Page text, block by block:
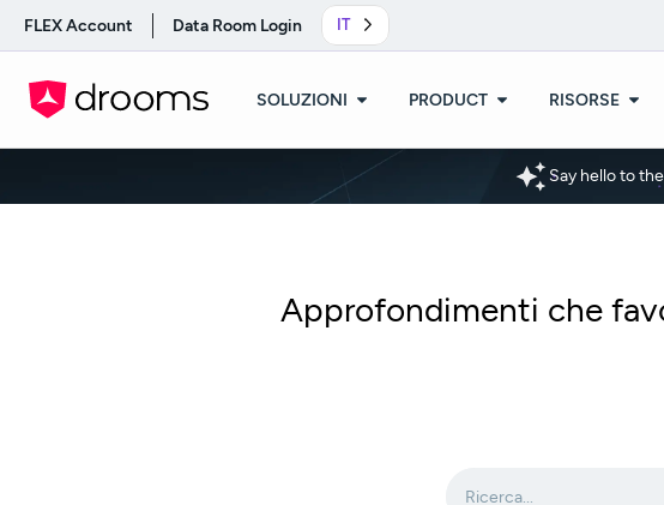
FLEX Account Data Room Login IT
SOLUZIONI PRODUCT RISORSE
Say hello to
Approfondimenti che